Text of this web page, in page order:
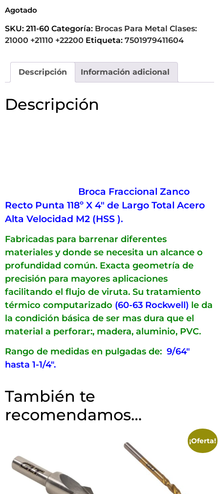
Agotado
SKU: 211-60 Categoría: Brocas Para Metal Clases:
21000 +21110 +22200 Etiqueta: 7501979411604
Descripción Información adicional
Descripción
Broca Fraccional Zanco
Recto Punta 118º X 4″ de Largo Total Acero
Alta Velocidad M2 (HSS ).
Fabricadas para barrenar diferentes
materiales y donde se necesita un alcance o
profundidad común. Exacta geometría de
precisión para mayores aplicaciones
facilitando el flujo de viruta. Su tratamiento
térmico computarizado (60-63 Rockwell) le da
la condición básica de ser mas dura que el
material a perforar:, madera, aluminio, PVC.
Rango de medidas en pulgadas de: 9/64″
hasta 1-1/4″.
También te
recomendamos…
¡Oferta!